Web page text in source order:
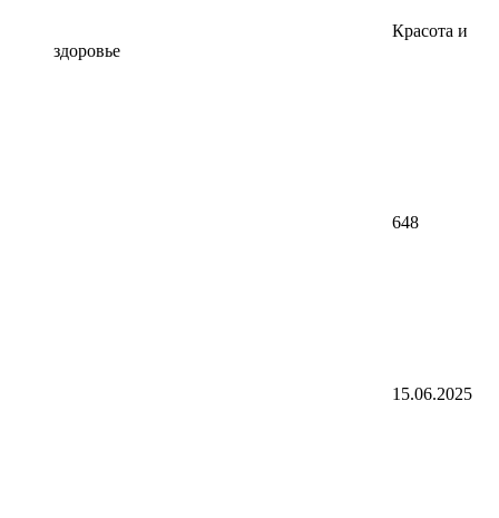
Красота и
здоровье
648
15.06.2025